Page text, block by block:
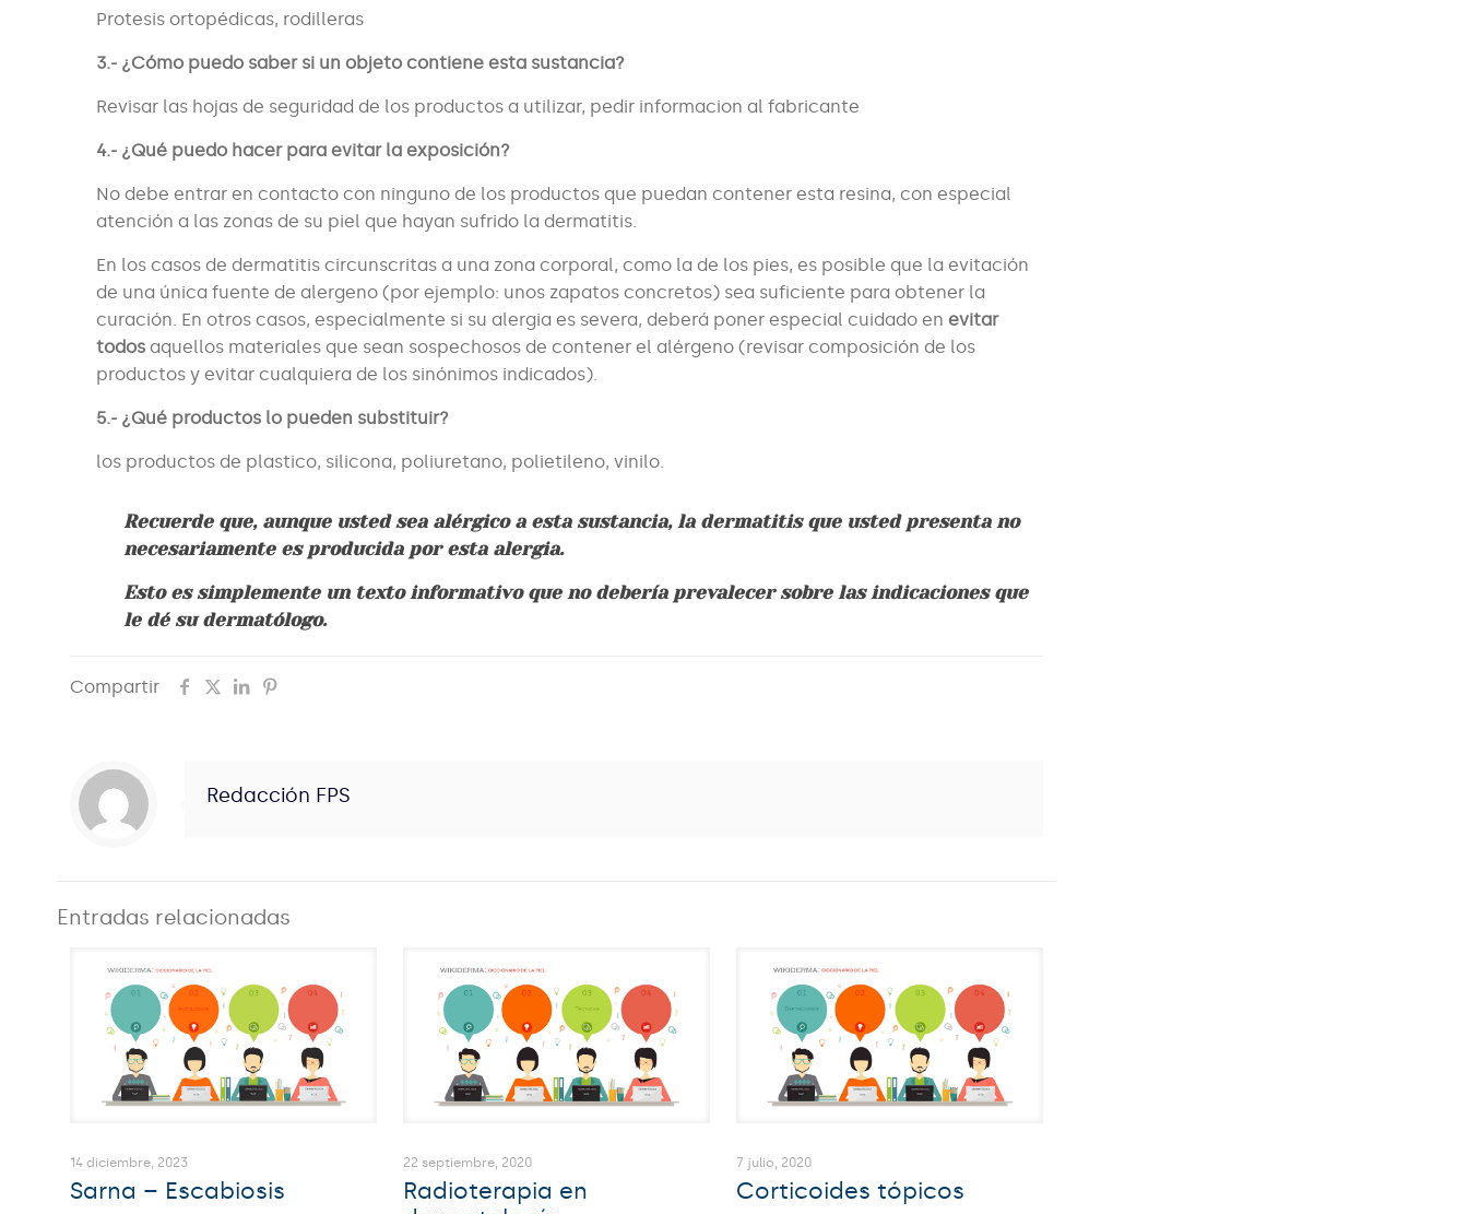
Protesis ortopédicas, rodilleras
3.- ¿Cómo puedo saber si un objeto contiene esta sustancia?
Revisar las hojas de seguridad de los productos a utilizar, pedir informacion al fabricante
4.- ¿Qué puedo hacer para evitar la exposición?
No debe entrar en contacto con ninguno de los productos que puedan contener esta resina, con especial
atención a las zonas de su piel que hayan sufrido la dermatitis.
En los casos de dermatitis circunscritas a una zona corporal, como la de los pies, es posible que la evitación
de una única fuente de alergeno (por ejemplo: unos zapatos concretos) sea suficiente para obtener la
curación. En otros casos, especialmente si su alergia es severa, deberá poner especial cuidado en evitar
todosaquellos materiales que sean sospechosos de contener el alérgeno (revisar composición de los
productos y evitar cualquiera de los sinónimos indicados).
5.- ¿Qué productos lo pueden substituir?
los productos de plastico, silicona, poliuretano, polietileno, vinilo.
Recuerde que, aunque usted sea alérgico a esta sustancia, la dermatitis que usted presenta no
necesariamente es producida por esta alergia.
Esto es simplemente un texto informativo que no debería prevalecer sobre las indicaciones que
le dé su dermatólogo.
Compartir
Redacción FPS
Entradas relacionadas
14 diciembre, 2023
Sarna – Escabiosis
22 septiembre, 2020
Radioterapia en
7 julio, 2020
Corticoides tópicos